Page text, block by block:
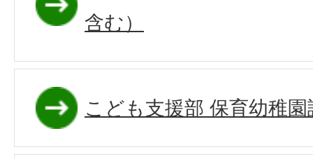
含む）
こども支援部 保育幼稚